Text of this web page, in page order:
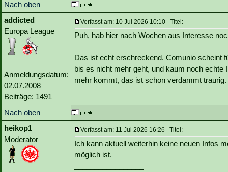
Nach oben
addicted
Europa League
Anmeldungsdatum:
02.07.2008
Beiträge: 1491
Verfasst am: 10 Jul 2026 10:10 Titel:
Puh, hab hier nach Wochen aus Interesse
Das ist echt erschreckend. Comunio scheint
bis es nicht mehr geht, und kaum noch
mehr kommt, das ist schon verdammt traurig.
Nach oben
heikop1
Moderator
Verfasst am: 11 Jul 2026 16:26 Titel:
Ich kann aktuell weiterhin keine neuen Infos
möglich ist.